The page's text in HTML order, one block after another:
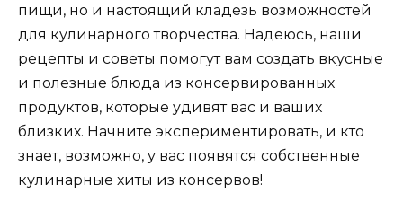
пищи, но и настоящий кладезь возможностей
для кулинарного творчества. Надеюсь, наши
рецепты и советы помогут вам создать вкусные
и полезные блюда из консервированных
продуктов, которые удивят вас и ваших
близких. Начните экспериментировать, и кто
знает, возможно, у вас появятся собственные
кулинарные хиты из консервов!